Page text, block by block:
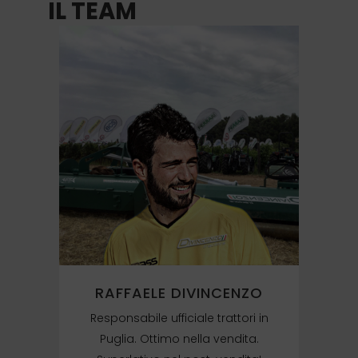
IL TEAM
Tel: +393272883572
RAFFAELE DIVINCENZO
Responsabile ufficiale trattori in
Puglia. Ottimo nella vendita.